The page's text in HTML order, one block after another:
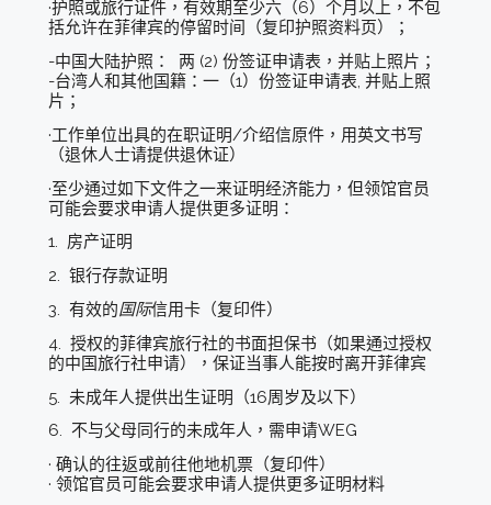
·护照或旅行证件，有效期至少六（6）个月以上，不包
括允许在菲律宾的停留时间（复印护照资料页）；
-中国大陆护照： 两 (2) 份签证申请表，并贴上照片；
-台湾人和其他国籍：一（1）份签证申请表, 并贴上照
片；
·工作单位出具的在职证明/介绍信原件，用英文书写
（退休人士请提供退休证）
·至少通过如下文件之一来证明经济能力，但领馆官员
可能会要求申请人提供更多证明：
1. 房产证明
2. 银行存款证明
3. 有效的国际信用卡（复印件）
4. 授权的菲律宾旅行社的书面担保书（如果通过授权
的中国旅行社申请），保证当事人能按时离开菲律宾
5. 未成年人提供出生证明（16周岁及以下）
6. 不与父母同行的未成年人，需申请WEG
· 确认的往返或前往他地机票（复印件）
· 领馆官员可能会要求申请人提供更多证明材料